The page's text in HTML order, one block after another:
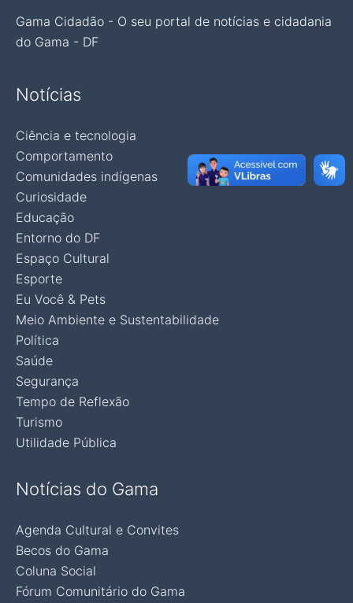
Gama Cidadão - O seu portal de notícias e cidadania
do Gama - DF
Notícias
Ciência e tecnologia
Comportamento
Comunidades indígenas
Curiosidade
Educação
Entorno do DF
Espaço Cultural
Esporte
Eu Você & Pets
Meio Ambiente e Sustentabilidade
Política
Saúde
Segurança
Tempo de Reflexão
Turismo
Utilidade Pública
Notícias do Gama
Agenda Cultural e Convites
Becos do Gama
Coluna Social
Fórum Comunitário do Gama